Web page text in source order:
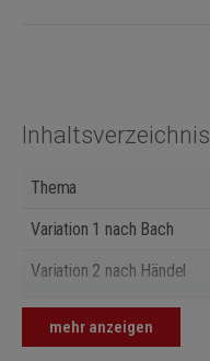
Inhaltsverzeichnis
Thema
Variation 1 nach Bach
Variation 2 nach Händel
Variation 3 nach Mozart
Variation 4 nach Schubert
mehr anzeigen